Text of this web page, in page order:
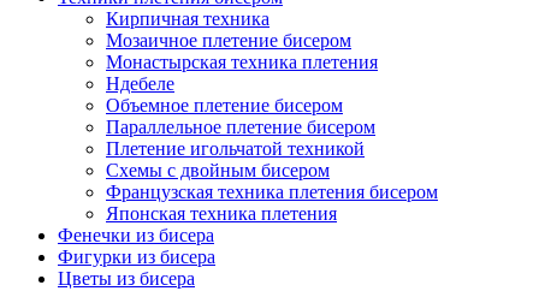
Кирпичная техника
Мозаичное плетение бисером
Монастырская техника плетения
Ндебеле
Объемное плетение бисером
Параллельное плетение бисером
Плетение игольчатой техникой
Схемы с двойным бисером
Французская техника плетения бисером
Японская техника плетения
Фенечки из бисера
Фигурки из бисера
Цветы из бисера